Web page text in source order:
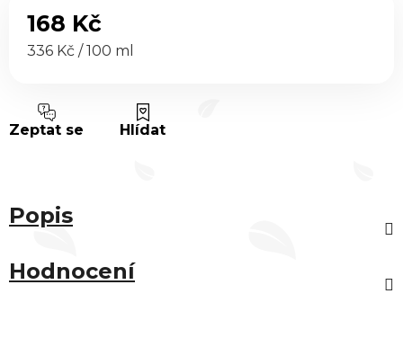
168 Kč
Měrná cena:
336 Kč / 100 ml
Zeptat se Hlídat
Popis
Hodnocení